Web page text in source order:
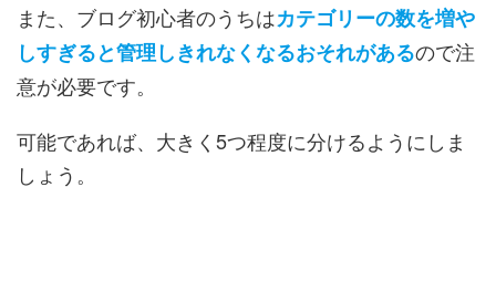
また、ブログ初心者のうちはカテゴリーの数を増や
しすぎると管理しきれなくなるおそれがあるので注
意が必要です。
可能であれば、大きく5つ程度に分けるようにしま
しょう。